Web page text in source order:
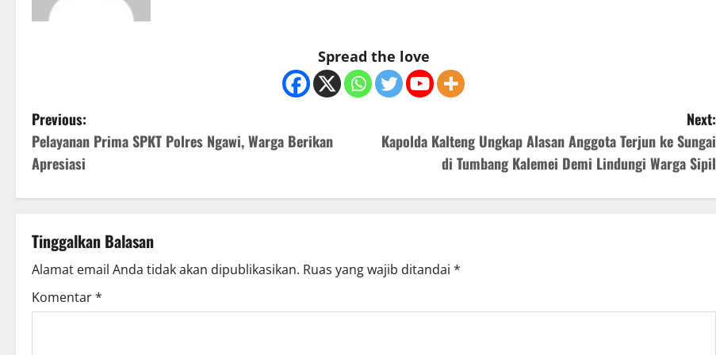
Spread the love
P
o
s
n
a
v
Previous:
Pelayanan Prima SPKT Polres Ngawi, Warga Berikan
Apresiasi
Next:
Kapolda Kalteng Ungkap Alasan Anggota Terjun ke Sungai
di Tumbang Kalemei Demi Lindungi Warga Sipil
Tinggalkan Balasan
Alamat email Anda tidak akan dipublikasikan. Ruas yang wajib ditandai *
Komentar*